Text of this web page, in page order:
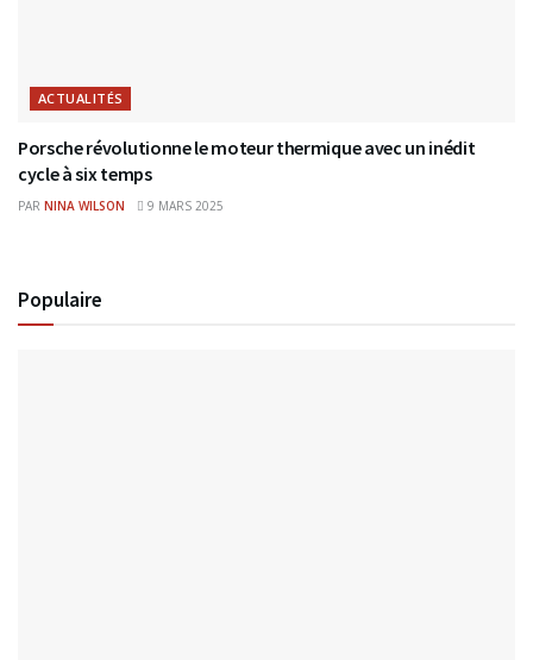
ACTUALITÉS
Porsche révolutionne le moteur thermique avec un inédit
cycle à six temps
PAR NINA WILSON 9 MARS 2025
Populaire